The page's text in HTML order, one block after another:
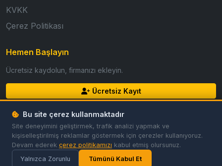
KVKK
Çerez Politikası
Hemen Başlayın
Ücretsiz kaydolun, firmanızı ekleyin.
Ücretsiz Kayıt
Giriş Yap
© 2026 GoldFirma. Tüm hakları saklıdır.
GizlilikKoşullarÇerezler Çerez Tercihleri
Bu site çerez kullanmaktadır
Site deneyimini geliştirmek, trafik analizi yapmak ve
kişiselleştirilmiş reklamlar göstermek için çerezler kullanıyoruz.
Devam ederek çerez politikamızı kabul etmiş olursunuz.
Yalnızca Zorunlu
Tümünü Kabul Et